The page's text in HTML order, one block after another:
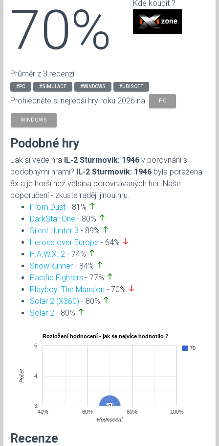
70%
Průměr z 3 recenzí
Kde koupit ?
#PC #SIMULACE #WINDOWS #UBISOFT
Prohlédněte si nejlepší hry roku 2026 na: PC
WINDOWS
Podobné hry
Jak si vede hra IL-2 Sturmovik: 1946 v porovnání s
podobnými hrami? IL-2 Sturmovik: 1946 byla poražena
8x a je horší než větsina porovnávaných her. Naše
doporučení - zkuste raději jinou hru.
From Dust - 81% north
DarkStar One - 80% north
Silent Hunter 3 - 89% north
Heroes over Europe - 64% south
H.A.W.X. 2 - 74% north
SnowRunner - 84% north
Pacific Fighters - 77% north
Playboy: The Mansion - 70% south
Solar 2 (X360) - 80% north
Solar 2 - 80% north
Rozložení hodnocení - jak se nejvíce hodnotilo ?
70
70
70
40%
60% 80% 100%
3
4
5
Hodnocení
Počet
Recenze